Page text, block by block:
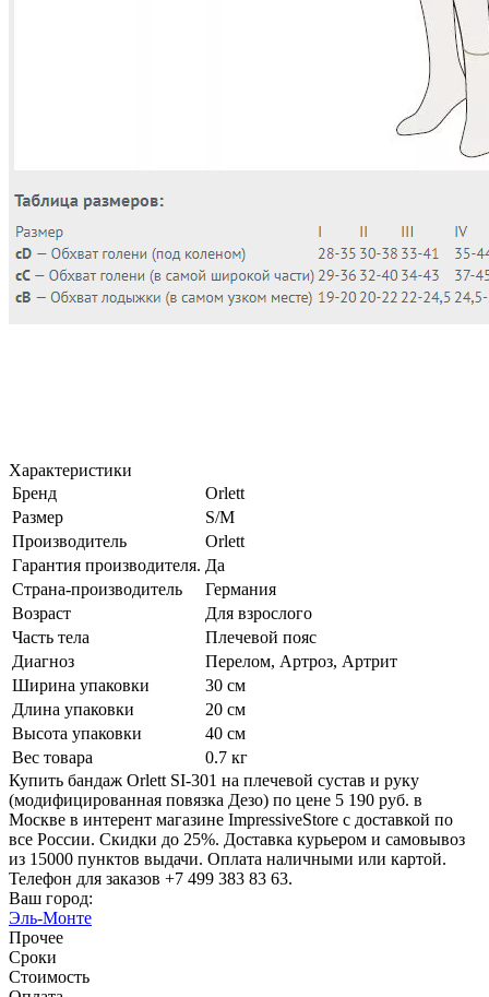
Характеристики
Бренд
Orlett
Размер
S/M
Производитель
Orlett
Гарантия производителя. Да
Страна-производитель
Германия
Возраст
Для взрослого
Часть тела
Плечевой пояс
Диагноз
Перелом, Артроз, Артрит
Ширина упаковки
30 см
Длина упаковки
20 см
Высота упаковки
40 см
Вес товара
0.7 кг
Купить бандаж Orlett SI-301 на плечевой сустав и руку
(модифицированная повязка Дезо) по цене 5 190 руб. в
Москве в интерент магазине ImpressiveStore с доставкой по
все России. Скидки до 25%. Доставка курьером и самовывоз
из 15000 пунктов выдачи. Оплата наличными или картой.
Телефон для заказов +7 499 383 83 63.
Ваш город:
Эль-Монте
Прочее
Сроки
Стоимость